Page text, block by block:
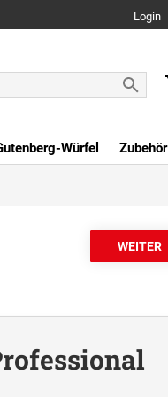
Login
Würfel Zubehör